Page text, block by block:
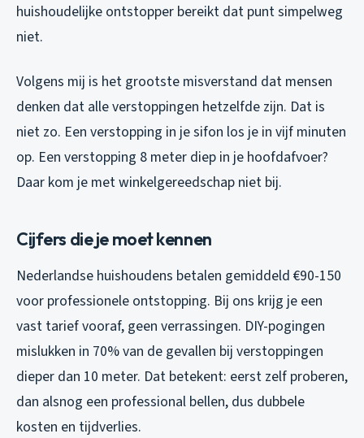
huishoudelijke ontstopper bereikt dat punt simpelweg
niet.
Volgens mij is het grootste misverstand dat mensen
denken dat alle verstoppingen hetzelfde zijn. Dat is
niet zo. Een verstopping in je sifon los je in vijf minuten
op. Een verstopping 8 meter diep in je hoofdafvoer?
Daar kom je met winkelgereedschap niet bij.
Cijfers die je moet kennen
Nederlandse huishoudens betalen gemiddeld €90-150
voor professionele ontstopping. Bij ons krijg je een
vast tarief vooraf, geen verrassingen. DIY-pogingen
mislukken in 70% van de gevallen bij verstoppingen
dieper dan 10 meter. Dat betekent: eerst zelf proberen,
dan alsnog een professional bellen, dus dubbele
kosten en tijdverlies.